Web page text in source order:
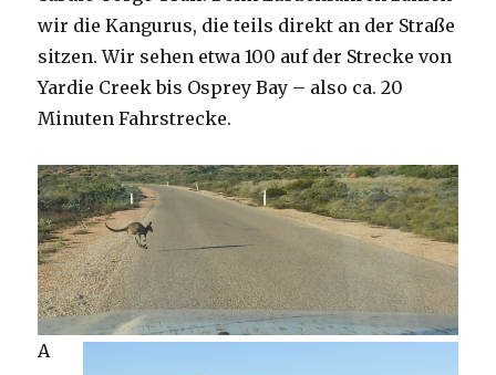
wir die Kangurus, die teils direkt an der Straße
sitzen. Wir sehen etwa 100 auf der Strecke von
Yardie Creek bis Osprey Bay – also ca. 20
Minuten Fahrstrecke.
A